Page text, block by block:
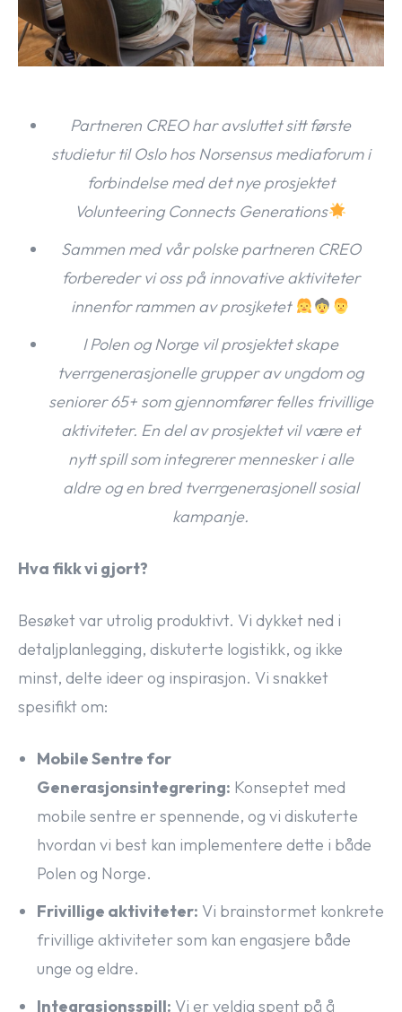
Partneren CREO har avsluttet sitt første
studietur til Oslo hos Norsensus mediaforum i
forbindelse med det nye prosjektet
Volunteering Connects Generations
Sammen med vår polske partneren CREO
forbereder vi oss på innovative aktiviteter
innenfor rammen av prosjketet
I Polen og Norge vil prosjektet skape
tverrgenerasjonelle grupper av ungdom og
seniorer 65+ som gjennomfører felles frivillige
aktiviteter. En del av prosjektet vil være et
nytt spill som integrerer mennesker i alle
aldre og en bred tverrgenerasjonell sosial
kampanje.
Hva fikk vi gjort?
Besøket var utrolig produktivt. Vi dykket ned i
detaljplanlegging, diskuterte logistikk, og ikke
minst, delte ideer og inspirasjon. Vi snakket
spesifikt om:
Mobile Sentre for
Generasjonsintegrering: Konseptet med
mobile sentre er spennende, og vi diskuterte
hvordan vi best kan implementere dette i både
Polen og Norge.
Frivillige aktiviteter: Vi brainstormet konkrete
frivillige aktiviteter som kan engasjere både
unge og eldre.
Integrasjonsspill: Vi er veldig spent på å